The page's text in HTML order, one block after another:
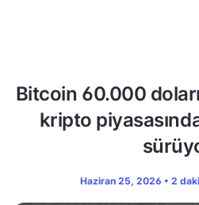
Bitcoin 60.000
kripto
Haziran 25, 2026 • 2